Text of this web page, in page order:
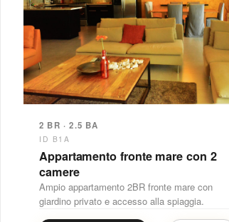
2 BR · 2.5 BA
ID B1A
Appartamento fronte mare con 2
camere
Ampio appartamento 2BR fronte mare con
giardino privato e accesso alla spiaggia.